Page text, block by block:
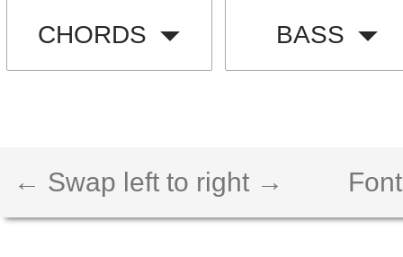
CHORDS BASS
← Swap left to right →